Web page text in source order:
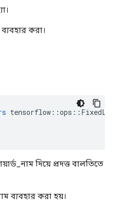
করা।
দিয়ে প্রদত্ত বালতিতে
ব্যবহার করা হয়।